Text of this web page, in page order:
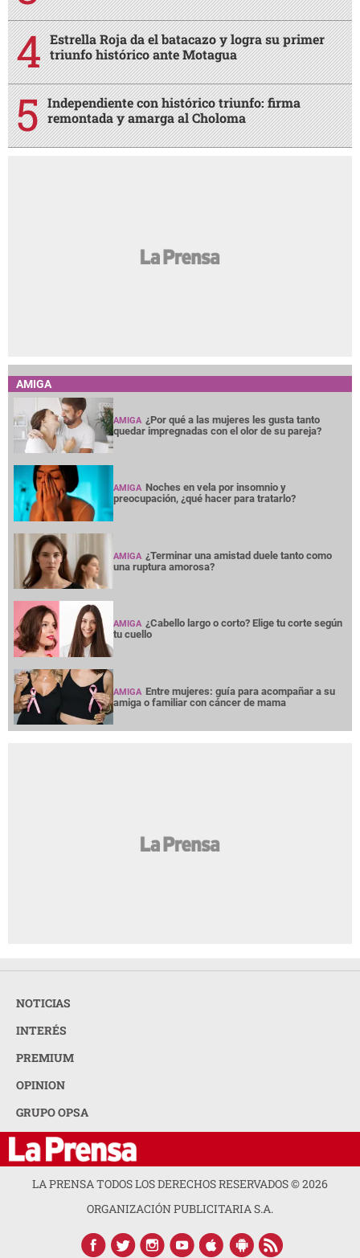
Estrella Roja da el batacazo y logra su primer
triunfo histórico ante Motagua
Independiente con histórico triunfo: firma
remontada y amarga al Choloma
AMIGA
AMIGA ¿Por qué a las mujeres les gusta tanto
quedar impregnadas con el olor de su pareja?
AMIGA Noches en vela por insomnio y
preocupación, ¿qué hacer para tratarlo?
AMIGA ¿Terminar una amistad duele tanto como
una ruptura amorosa?
AMIGA ¿Cabello largo o corto? Elige tu corte según
tu cuello
AMIGA Entre mujeres: guía para acompañar a su
amiga o familiar con cáncer de mama
NOTICIAS
INTERÉS
PREMIUM
OPINION
GRUPO OPSA
LA PRENSA TODOS LOS DERECHOS RESERVADOS ©2026
ORGANIZACIÓN PUBLICITARIA S.A.